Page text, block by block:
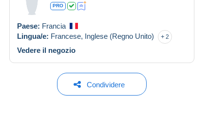
PRO
Paese: Francia
Lingua/e: Francese, Inglese (Regno Unito) 2
Vedere il negozio
Condividere